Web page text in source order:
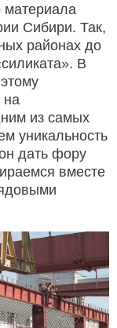
материала
Сибири. Так,
районах до
В
на
из самых
уникальность
дать фору
вместе